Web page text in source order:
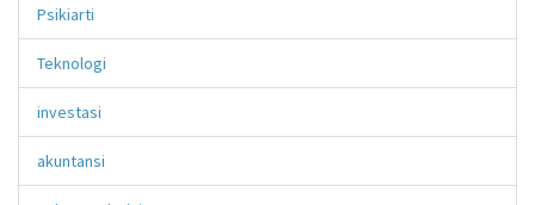
Psikiarti
Teknologi
investasi
akuntansi